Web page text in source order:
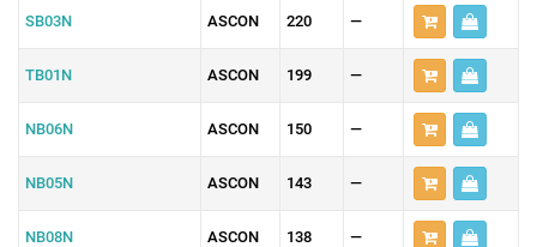
SB03N ASCON 220 —
TB01N ASCON 199 —
NB06N ASCON 150 —
NB05N ASCON 143 —
NB08N ASCON 138 —